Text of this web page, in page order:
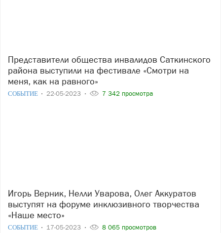
Представители общества инвалидов Саткинского
района выступили на фестивале «Смотри на
меня, как на равного»
СОБЫТИЕ 22-05-2023 7 342 просмотра
Игорь Верник, Нелли Уварова, Олег Аккуратов
выступят на форуме инклюзивного творчества
«Наше место»
СОБЫТИЕ 17-05-2023 8 065 просмотров